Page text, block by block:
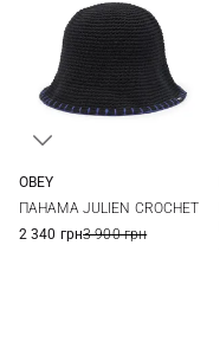
OBEY
ПАНАМА JULIEN CROCHET
2 340 грн3 900 грн